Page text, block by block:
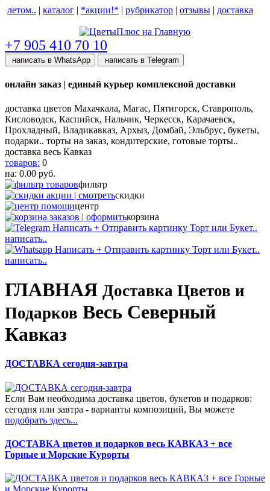
летом.. | каталог | *акции!* | рубрикатор | отзывы | доставка
+7 905 410 70 10
написать в WhatsApp написать в Telegram
онлайн заказ | единый курьер комплексной доставки
доставка цветов Махачкала, Магас, Пятигорск, Ставрополь,
Кисловодск, Каспийск, Нальчик, Черкесск, Карачаевск,
Прохладный, Владикавказ, Архыз, Домбай, Эльбрус, букеты,
подарки.. торты на заказ, кондитерские, готовые торты..
доставка весь Кавказ
товаров: 0
на: 0.00 руб.
фильтр
скидки
центр
корзина
написать..
написать..
ГЛАВНАЯ Доставка Цветов и
Подарков Весь Северный
Кавказ
ДОСТАВКА сегодня-завтра
Если Вам необходима доставка цветов, букетов и подарков:
сегодня или завтра - варианты композиций, Вы можете
подобрать здесь...
ДОСТАВКА цветов и подарков весь КАВКАЗ + все
Горные и Морские Курорты